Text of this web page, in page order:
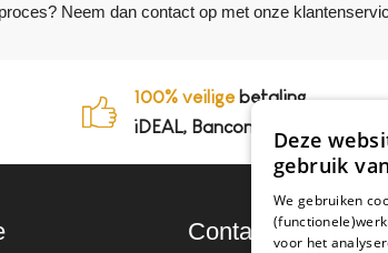
Neem dan contact op met onze
100% veiligebetaling,
iDEAL, Bancontact en op
Contact
Deze
gebruik
We gebruiken
voor het